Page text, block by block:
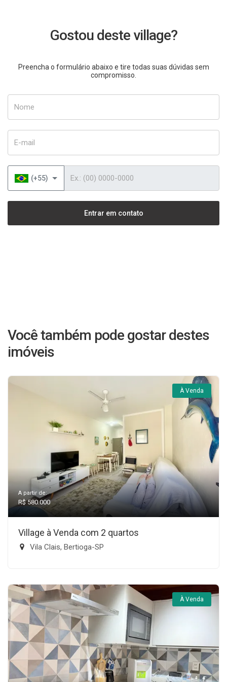
Gostou deste village?
Preencha o formulário abaixo e tire todas suas dúvidas sem
compromisso.
(+55)
Entrar em contato
Você também pode gostar destes
imóveis
À Venda
A partir de:
R$ 580.000
Village à Venda com 2 quartos
Vila Clais, Bertioga-SP
À Venda